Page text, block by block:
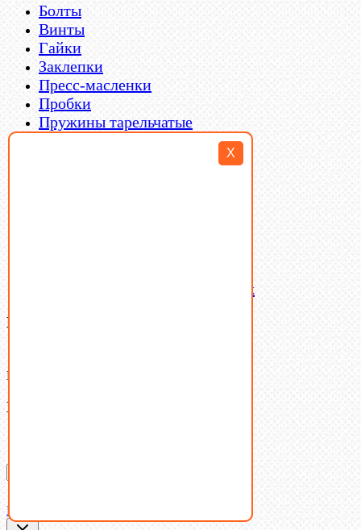
X
Болты
Винты
Гайки
Заклепки
Пресс-масленки
Пробки
Пружины тарельчатые
Латунный и бронзовый крепеж
Ваша корзина
В корзине нет товаров.
Поиск
Don't show this popup again